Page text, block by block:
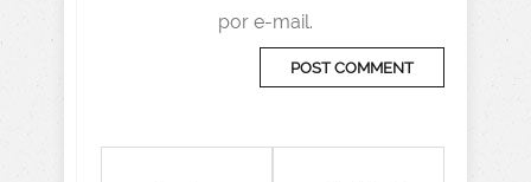
por e-mail.